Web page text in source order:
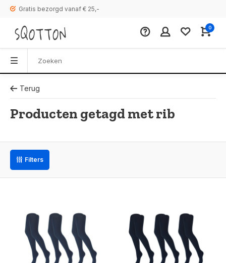
Gratis bezorgd vanaf € 25,-
0
Terug
Producten getagd met rib
Filters